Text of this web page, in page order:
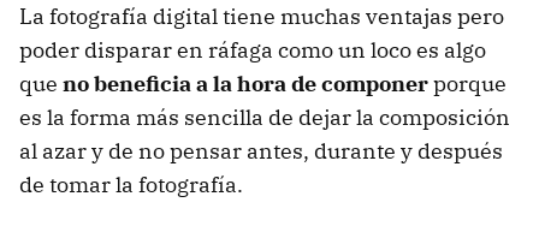
La fotografía digital tiene muchas ventajas pero
poder disparar en ráfaga como un loco es algo
que no beneficia a la hora de componerporque
es la forma más sencilla de dejar la composición
al azar y de no pensar antes, durante y después
de tomar la fotografía.